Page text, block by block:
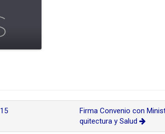
Firma Convenio con
quitectura y Salud